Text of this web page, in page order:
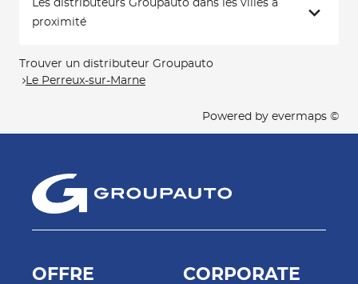
Les distributeurs Groupauto dans les villes à
proximité
Trouver un distributeur Groupauto
Le Perreux-sur-Marne
Powered by evermaps ©
OFFRE CORPORATE